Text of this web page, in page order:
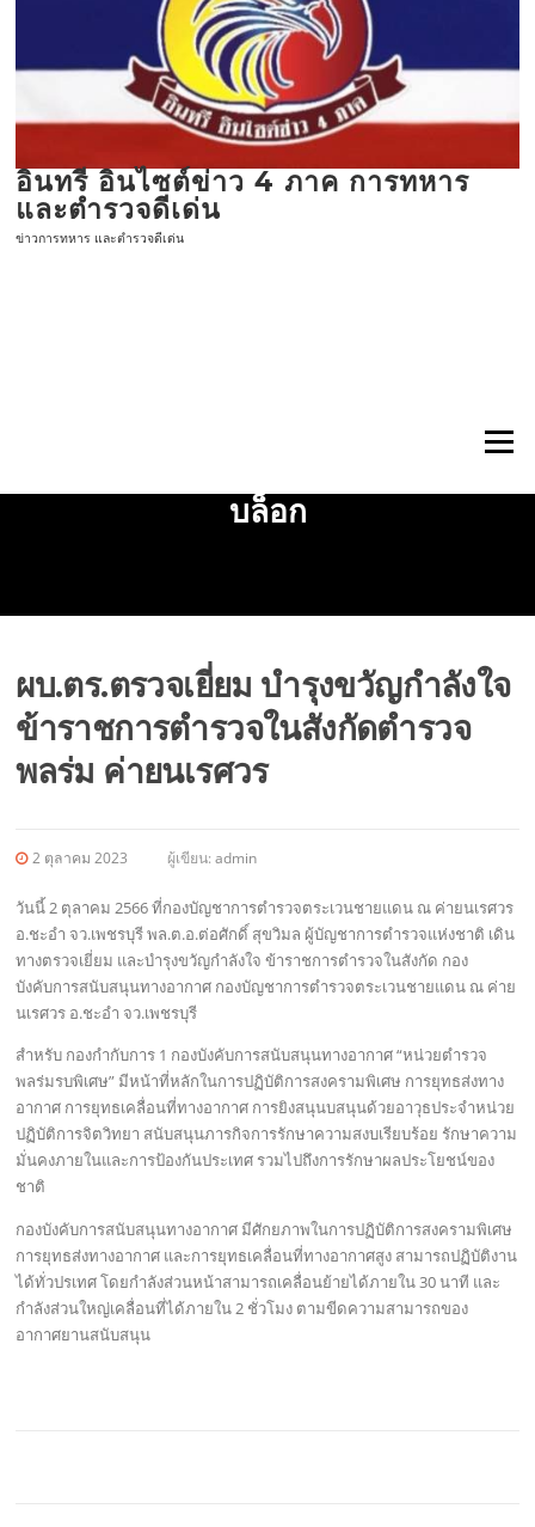
อินทรี อินไซต์ข่าว 4 ภาค การทหาร
และตำรวจดีเด่น
ข่าวการทหาร และตำรวจดีเด่น
เมนู
บล็อก
ผบ.ตร.ตรวจเยี่ยม บำรุงขวัญกำลังใจ
ข้าราชการตำรวจในสังกัดตำรวจ
พลร่ม ค่ายนเรศวร
2 ตุลาคม 2023 ผู้เขียน:admin
วันนี้ 2 ตุลาคม 2566 ที่กองบัญชาการตำรวจตระเวนชายแดน ณ ค่ายนเรศวร
อ.ชะอำ จว.เพชรบุรี พล.ต.อ.ต่อศักดิ์ สุขวิมล ผู้บัญชาการตำรวจแห่งชาติ เดิน
ทางตรวจเยี่ยม และบำรุงขวัญกำลังใจ ข้าราชการตำรวจในสังกัด กอง
บังคับการสนับสนุนทางอากาศ กองบัญชาการตำรวจตระเวนชายแดน ณ ค่าย
นเรศวร อ.ชะอำ จว.เพชรบุรี
สำหรับ กองกำกับการ 1 กองบังคับการสนับสนุนทางอากาศ “หน่วยตำรวจ
พลร่มรบพิเศษ” มีหน้าที่หลักในการปฏิบัติการสงครามพิเศษ การยุทธส่งทาง
อากาศ การยุทธเคลื่อนที่ทางอากาศ การยิงสนุนบสนุนด้วยอาวุธประจำหน่วย
ปฏิบัติการจิตวิทยา สนับสนุนภารกิจการรักษาความสงบเรียบร้อย รักษาความ
มั่นคงภายในและการป้องกันประเทศ รวมไปถึงการรักษาผลประโยชน์ของ
ชาติ
กองบังคับการสนับสนุนทางอากาศ มีศักยภาพในการปฏิบัติการสงครามพิเศษ
การยุทธส่งทางอากาศ และการยุทธเคลื่อนที่ทางอากาศสูง สามารถปฏิบัติงาน
ได้ทั่วปรเทศ โดยกำลังส่วนหน้าสามารถเคลื่อนย้ายได้ภายใน 30 นาที และ
กำลังส่วนใหญ่เคลื่อนที่ได้ภายใน 2 ชั่วโมง ตามขีดความสามารถของ
อากาศยานสนับสนุน